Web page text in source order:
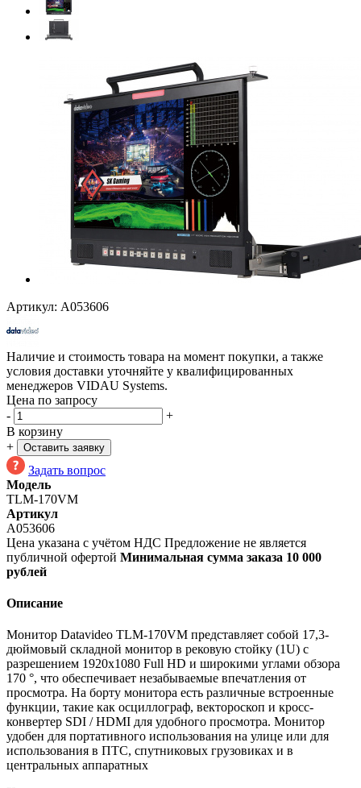
Артикул: A053606
Наличие и стоимость товара на момент покупки, а также
условия доставки уточняйте у квалифицированных
менеджеров VIDAU Systems.
Цена по запросу
-
+
В корзину
+
Оставить заявку
Задать вопрос
Модель
TLM-170VM
Артикул
A053606
Цена указана с учётом НДС Предложение не является
публичной офертой Минимальная сумма заказа 10 000
рублей
Описание
Монитор Datavideo TLM-170VM представляет собой 17,3-
дюймовый складной монитор в рековую стойку (1U) с
разрешением 1920x1080 Full HD и широкими углами обзора
170 °, что обеспечивает незабываемые впечатления от
просмотра. На борту монитора есть различные встроенные
функции, такие как осциллогрaф, вектороскоп и кросс-
конвертер SDI / HDMI для удобного просмотра. Монитор
удобен для портативного использования на улице или для
использования в ПТС, спутниковых грузовиках и в
центральных аппаратных